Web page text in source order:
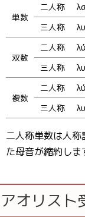
単数
二人称
三人称
双数
二人称
三人称
複数
二人称
三人称
二人称単数は人
た母音が縮約しま
アオリスト